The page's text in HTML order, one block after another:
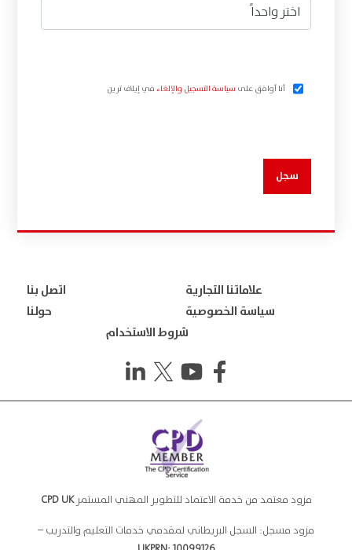
أنا أوافق على سياسة التسجيل والإلغاءفي إيلاف ترين
سجل
اتصل بنا
علاماتنا التجارية
حولنا
سياسة الخصوصية
شروط الاستخدام
مزود معتمد من خدمة الاعتماد للتطوير المهني المستمرCPD UK
مزود مسجل: السجل البريطاني لمقدمي خدمات التعليم والتدريب –